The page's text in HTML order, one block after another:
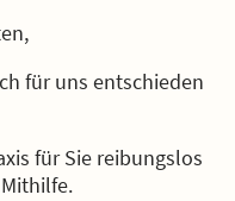
für uns entschieden
für Sie reibungslos